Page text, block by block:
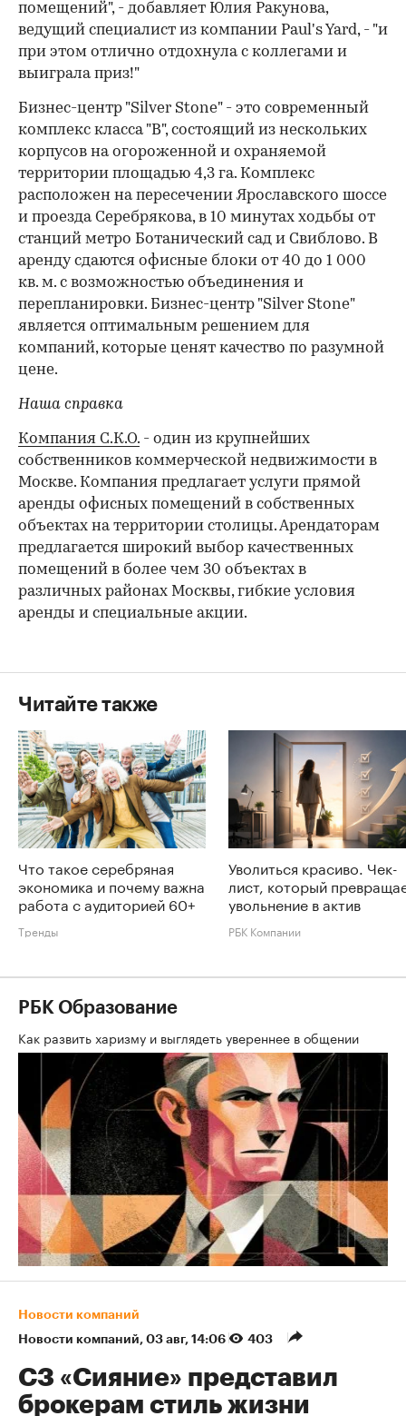
помещений", - добавляет Юлия Ракунова,
ведущий специалист из компании Paul's Yard, - "и
при этом отлично отдохнула с коллегами и
выиграла приз!"
Бизнес-центр "Silver Stone" - это современный
комплекс класса "В", состоящий из нескольких
корпусов на огороженной и охраняемой
территории площадью 4,3 га. Комплекс
расположен на пересечении Ярославского шоссе
и проезда Серебрякова, в 10 минутах ходьбы от
станций метро Ботанический сад и Свиблово. В
аренду сдаются офисные блоки от 40 до 1 000
кв. м. с возможностью объединения и
перепланировки. Бизнес-центр "Silver Stone"
является оптимальным решением для
компаний, которые ценят качество по разумной
цене.
Наша справка
Компания С.К.О. - один из крупнейших
собственников коммерческой недвижимости в
Москве. Компания предлагает услуги прямой
аренды офисных помещений в собственных
объектах на территории столицы. Арендаторам
предлагается широкий выбор качественных
помещений в более чем 30 объектах в
различных районах Москвы, гибкие условия
аренды и специальные акции.
Читайте также
Что такое серебряная
экономика и почему важна
работа с аудиторией 60+
Тренды
Уволиться красиво. Чек-
лист, который
увольнение в актив
РБК Компании
РБК Образование
Как развить харизму и выглядеть увереннее в общении
Новости компаний
Новости компаний⁠, 03 авг, 14:06 403
СЗ «Сияние» представил
брокерам стиль жизни